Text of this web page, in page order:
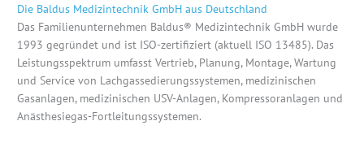
Die Baldus Medizintechnik GmbH aus Deutschland
Das Familienunternehmen Baldus® Medizintechnik GmbH wurde
1993 gegründet und ist ISO-zertifiziert (aktuell ISO 13485). Das
Leistungsspektrum umfasst Vertrieb, Planung, Montage, Wartung
und Service von Lachgassedierungssystemen, medizinischen
Gasanlagen, medizinischen USV-Anlagen, Kompressoranlagen und
Anästhesiegas-Fortleitungssystemen.